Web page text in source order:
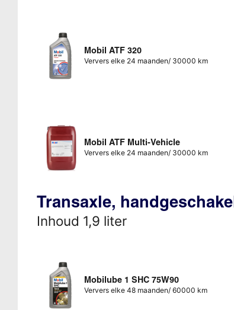
Mobil ATF 320
Ververs elke 24 maanden/ 30000 km
Mobil ATF Multi-Vehicle
Ververs elke 24 maanden/ 30000 km
Transaxle,
Inhoud 1,9 liter
Mobilube 1 SHC 75W90
Ververs elke 48 maanden/ 60000 km